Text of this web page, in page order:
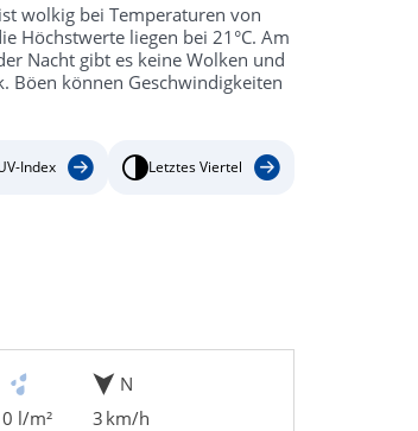
wolkig bei Temperaturen von
Höchstwerte liegen bei 21°C. Am
Nacht gibt es keine Wolken und
Böen können Geschwindigkeiten
Index Letztes Viertel
0 l/m²
N
3 km/h